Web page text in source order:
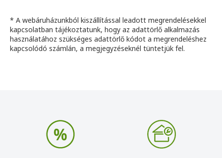
* A webáruházunkból kiszállítással leadott megrendelésekkel
kapcsolatban tájékoztatunk, hogy az adattörlő alkalmazás
használatához szükséges adattörlő kódot a megrendeléshez
kapcsolódó számlán, a megjegyzéseknél tüntetjük fel.